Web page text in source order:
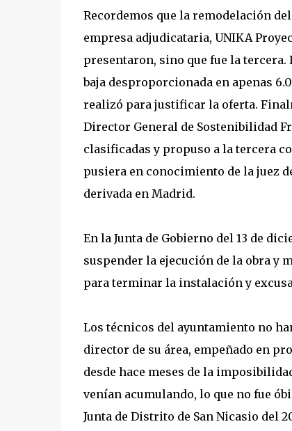
Recordemos que la remodelación
empresa adjudicataria, UNIKA
presentaron, sino que fue la
baja desproporcionada en apenas
realizó para justificar la oferta.
Director General de Sostenibilidad
clasificadas y propuso a la tercera
pusiera en conocimiento de la juez
derivada en Madrid.
En la Junta de Gobierno del 13 de
suspender la ejecución de la obra y
para terminar la instalación y
Los técnicos del ayuntamiento no
director de su área, empeñado en
desde hace meses de la
venían acumulando, lo que no fue
Junta de Distrito de San Nicasio del